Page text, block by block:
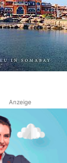
Anzeige